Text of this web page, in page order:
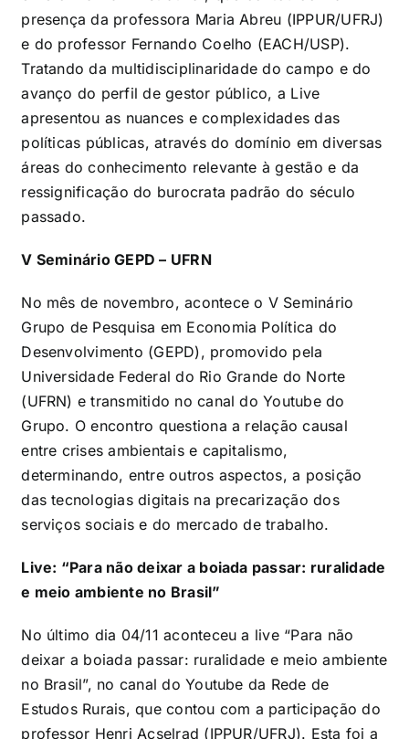
presença da professora Maria Abreu (IPPUR/UFRJ)
e do professor Fernando Coelho (EACH/USP).
Tratando da multidisciplinaridade do campo e do
avanço do perfil de gestor público, a Live
apresentou as nuances e complexidades das
políticas públicas, através do domínio em diversas
áreas do conhecimento relevante à gestão e da
ressignificação do burocrata padrão do século
passado.
V Seminário GEPD – UFRN
No mês de novembro, acontece o V Seminário
Grupo de Pesquisa em Economia Política do
Desenvolvimento (GEPD), promovido pela
Universidade Federal do Rio Grande do Norte
(UFRN) e transmitido no canal do Youtube do
Grupo. O encontro questiona a relação causal
entre crises ambientais e capitalismo,
determinando, entre outros aspectos, a posição
das tecnologias digitais na precarização dos
serviços sociais e do mercado de trabalho.
Live: “Para não deixar a boiada passar: ruralidade
e meio ambiente no Brasil”
No último dia 04/11 aconteceu a live “Para não
deixar a boiada passar: ruralidade e meio ambiente
no Brasil”, no canal do Youtube da Rede de
Estudos Rurais, que contou com a participação do
professor Henri Acselrad (IPPUR/UFRJ). Esta foi a